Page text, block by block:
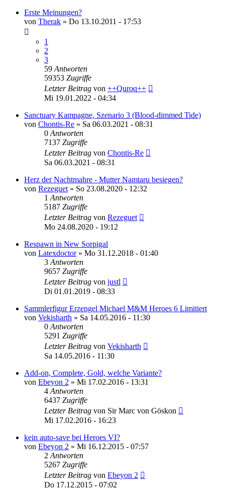
Erste Meinungen?
von Therak » Do 13.10.2011 - 17:53
1
2
3
59 Antworten
59353 Zugriffe
Letzter Beitrag von ++Quroq++
Mi 19.01.2022 - 04:34
Sanctuary Kampagne, Szenario 3 (Blood-dimmed Tide)
von Chontis-Re » Sa 06.03.2021 - 08:31
0 Antworten
7137 Zugriffe
Letzter Beitrag von Chontis-Re
Sa 06.03.2021 - 08:31
Herz der Nachtmahre - Mutter Namtaru besiegen?
von Rezeguet » So 23.08.2020 - 12:32
1 Antworten
5187 Zugriffe
Letzter Beitrag von Rezeguet
Mo 24.08.2020 - 19:12
Respawn in New Sorpigal
von Latexdoctor» Mo 31.12.2018 - 01:40
3 Antworten
9657 Zugriffe
Letzter Beitrag von justl
Di 01.01.2019 - 08:33
Sammlerfigur Erzengel Michael M&M Heroes 6 Limitiert
von Vekisharth » Sa 14.05.2016 - 11:30
0 Antworten
5291 Zugriffe
Letzter Beitrag von Vekisharth
Sa 14.05.2016 - 11:30
Add-on, Complete, Gold, welche Variante?
von Ebeyon 2 » Mi 17.02.2016 - 13:31
4 Antworten
6437 Zugriffe
Letzter Beitrag von Sir Marc von Göskon
Mi 17.02.2016 - 16:23
kein auto-save bei Heroes VI?
von Ebeyon 2 » Mi 16.12.2015 - 07:57
2 Antworten
5267 Zugriffe
Letzter Beitrag von Ebeyon 2
Do 17.12.2015 - 07:02